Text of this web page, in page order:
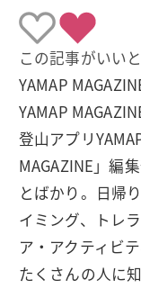
この記事がいい
YAMAP
YAMAP
登山アプリ
MAGAZINE」編
とばかり。日帰
イミング、トレ
ア・アクティビ
たくさんの人に